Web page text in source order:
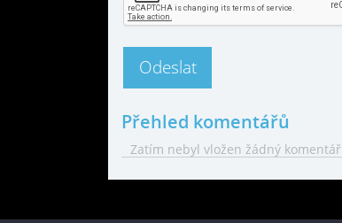
Přehled komentářů
Zatím nebyl vložen žádný komentář